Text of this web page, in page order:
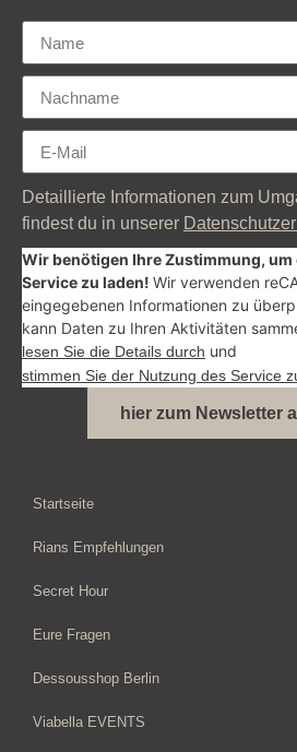
Detaillierte Informationen zum
findest du in unserer
Wir benötigen Ihre Zustimmung, um
Service zu laden! Wir verwenden
eingegebenen Informationen zu
kann Daten zu Ihren Aktivitäten
lesen Sie die Details durch und
stimmen Sie der Nutzung des Service
hier zum Newsletter
Startseite
Rians Empfehlungen
Secret Hour
Eure Fragen
Dessousshop Berlin
Viabella EVENTS